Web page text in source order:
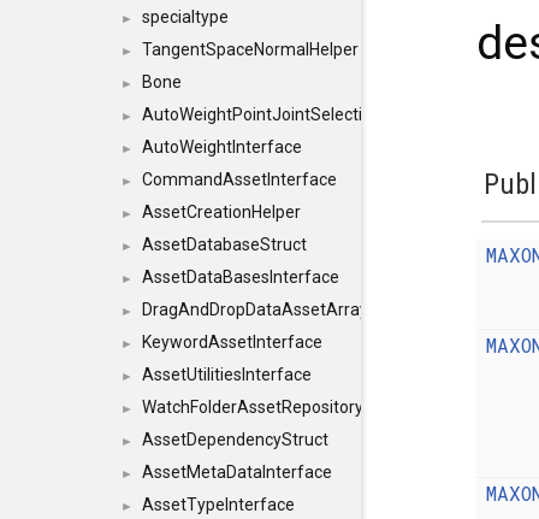
► specialtype
► TangentSpaceNormalHelper
► Bone
► AutoWeightPointJointSelections
► AutoWeightInterface
► CommandAssetInterface
► AssetCreationHelper
► AssetDatabaseStruct
► AssetDataBasesInterface
► DragAndDropDataAssetArray
► KeywordAssetInterface
► AssetUtilitiesInterface
► WatchFolderAssetRepositoryInterface
► AssetDependencyStruct
► AssetMetaDataInterface
► AssetTypeInterface